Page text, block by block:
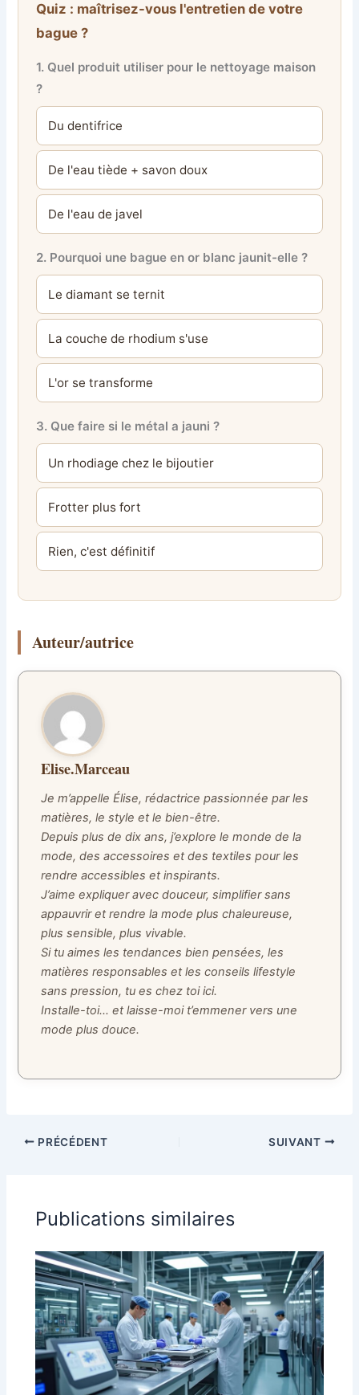
Quiz : maîtrisez-vous l'entretien de votre
bague ?
1. Quel produit utiliser pour le nettoyage maison
?
Du dentifrice
De l'eau tiède + savon doux
De l'eau de javel
2. Pourquoi une bague en or blanc jaunit-elle ?
Le diamant se ternit
La couche de rhodium s'use
L'or se transforme
3. Que faire si le métal a jauni ?
Un rhodiage chez le bijoutier
Frotter plus fort
Rien, c'est définitif
Auteur/autrice
Elise.Marceau
Je m’appelle Élise, rédactrice passionnée par les
matières, le style et le bien-être.
Depuis plus de dix ans, j’explore le monde de la
mode, des accessoires et des textiles pour les
rendre accessibles et inspirants.
J’aime expliquer avec douceur, simplifier sans
appauvrir et rendre la mode plus chaleureuse,
plus sensible, plus vivable.
Si tu aimes les tendances bien pensées, les
matières responsables et les conseils lifestyle
sans pression, tu es chez toi ici.
Installe-toi… et laisse-moi t’emmener vers une
mode plus douce.
PRÉCÉDENT SUIVANT
Publications similaires